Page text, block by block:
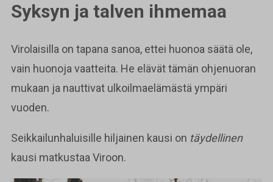
Syksyn ja talven ihmemaa
Virolaisilla on tapana sanoa, ettei huonoa säätä ole,
vain huonoja vaatteita. He elävät tämän ohjenuoran
mukaan ja nauttivat ulkoilmaelämästä ympäri
vuoden.
Seikkailunhaluisille hiljainen kausi on täydellinen
kausi matkustaa Viroon.